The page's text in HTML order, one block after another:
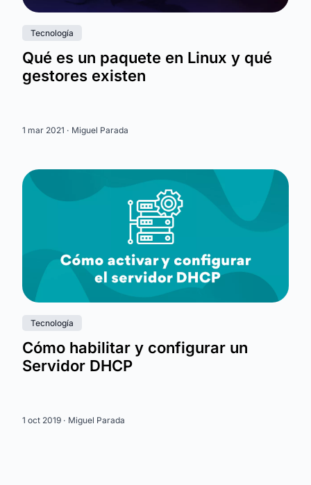
Tecnología
Qué es un paquete en Linux y qué
gestores existen
1 mar 2021 · Miguel Parada
Tecnología
Cómo habilitar y configurar un
Servidor DHCP
1 oct 2019 · Miguel Parada